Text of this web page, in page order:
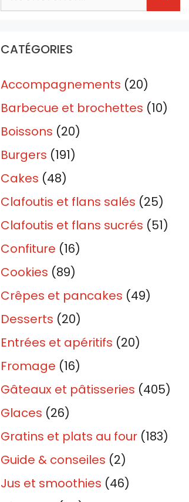
CATÉGORIES
Accompagnements (20)
Barbecue et brochettes (10)
Boissons (20)
Burgers (191)
Cakes (48)
Clafoutis et flans salés (25)
Clafoutis et flans sucrés (51)
Confiture (16)
Cookies (89)
Crêpes et pancakes (49)
Desserts (20)
Entrées et apéritifs (20)
Fromage (16)
Gâteaux et pâtisseries (405)
Glaces (26)
Gratins et plats au four (183)
Guide & conseiles (2)
Jus et smoothies (46)